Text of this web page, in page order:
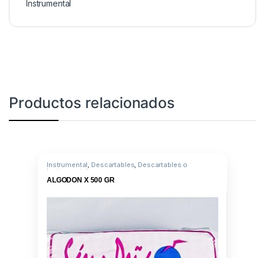
Instrumental
Productos relacionados
Instrumental, Descartables, Descartables o
Instrumental
ALGODON X 500 GR